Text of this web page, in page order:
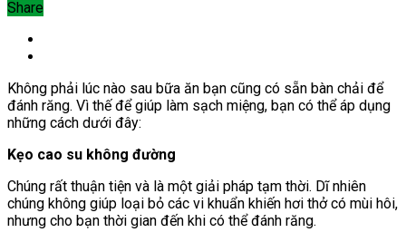
Share
Không phải lúc nào sau bữa ăn bạn cũng có sẵn bàn chải để
đánh răng. Vì thế để giúp làm sạch miệng, bạn có thể áp dụng
những cách dưới đây:
Kẹo cao su không đường
Chúng rất thuận tiện và là một giải pháp tạm thời. Dĩ nhiên
chúng không giúp loại bỏ các vi khuẩn khiến hơi thở có mùi hôi,
nhưng cho bạn thời gian đến khi có thể đánh răng.